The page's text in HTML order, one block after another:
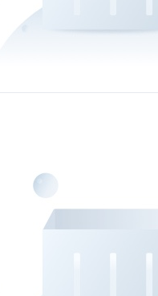
洗地机手推式电动扫地机